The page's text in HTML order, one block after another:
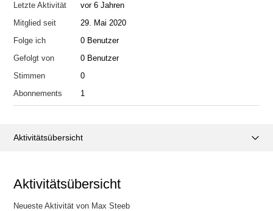
Letzte Aktivität
vor 6 Jahren
Mitglied seit
29. Mai 2020
Folge ich
0 Benutzer
Gefolgt von
0 Benutzer
Stimmen
0
Abonnements
1
Aktivitätsübersicht
Aktivitätsübersicht
Neueste Aktivität von Max Steeb